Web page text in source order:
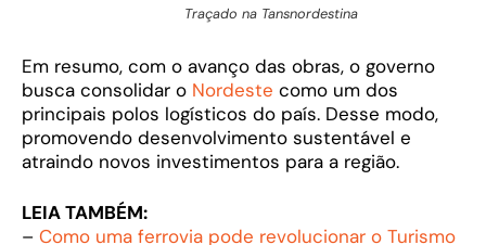
Traçado na Tansnordestina
Em resumo, com o avanço das obras, o governo
busca consolidar o Nordeste como um dos
principais polos logísticos do país. Desse modo,
promovendo desenvolvimento sustentável e
atraindo novos investimentos para a região.
LEIA TAMBÉM:
– Como uma ferrovia pode revolucionar o Turismo